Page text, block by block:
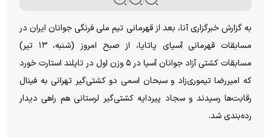
به گزارش خبرگزاری آنا، بعد از قهرمانی تیم ملی فرنگی جوانان ایران در
مسابقات قهرمانی آسیای پاتایا، از صبح امروز (شنبه، ۱۳ تیر)
مسابقات کشتی آزاد جوانان آسیا در ۵ وزن اول در تایلند استارت خورد
که امیررضا تیموری‌زاد و سبحان اسمی دو کشتی‌گیر تهرانی به فینال
رقابت‌ها رسیدند و سجاد پیردایه کشتی‌گیر لرستانی هم راهی دیدار
رده‌بندی شد.